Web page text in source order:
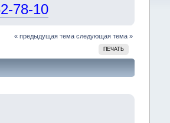
78-10
« предыдущая тема следующая тема »
ПЕЧАТЬ